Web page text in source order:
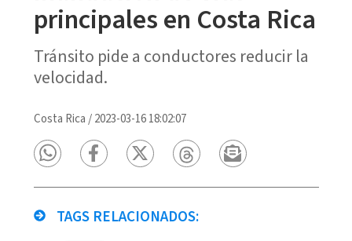
principales en Costa Rica
Tránsito pide a conductores reducir la
velocidad.
Costa Rica /2023-03-16 18:02:07
TAGS RELACIONADOS: